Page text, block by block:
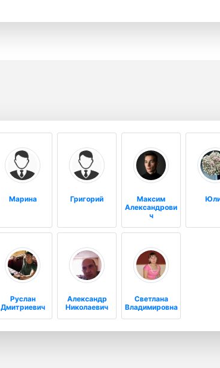
Марина Григорий
Максим
Александрови
ч
Руслан
Дмитриевич
Александр
Николаевич
Светлана
Владимировна